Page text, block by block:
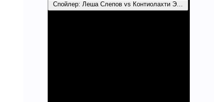
Спойлер:Леша Слепов vs Контиолахти Эпическая